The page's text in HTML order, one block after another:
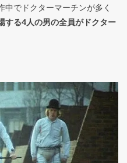
でドクターマーチンが多く
する4人の男の全員がドクター